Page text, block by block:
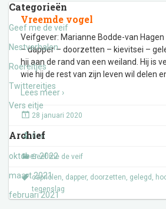
Categorieën
Geef me de veif
Nestverhalen
Roereitjes
Twittereitjes
Vers eitje
Archief
oktober 2022
maart 2021
februari 2021
Vreemde vogel
Veifgever: Marianne Bodde-van Hagen
– dapper – doorzetten – kievitsei –
hij aan de rand van een weiland. Hij is
wie hij de rest van zijn leven wil delen
Lees meer ›
28 januari 2020
Gert
Geef me de veif
capriolen, dapper, doorzetten, gelegd ,
tegenslag